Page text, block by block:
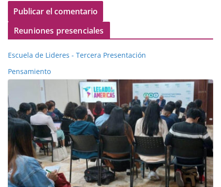
Reuniones presenciales
Escuela de Lideres - Tercera Presentación
Pensamiento